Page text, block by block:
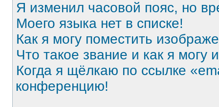
Я изменил часовой пояс, но
Моего языка нет в списке!
Как я могу поместить
Что такое звание и как я могу
Когда я щёлкаю по ссылке
конференцию!